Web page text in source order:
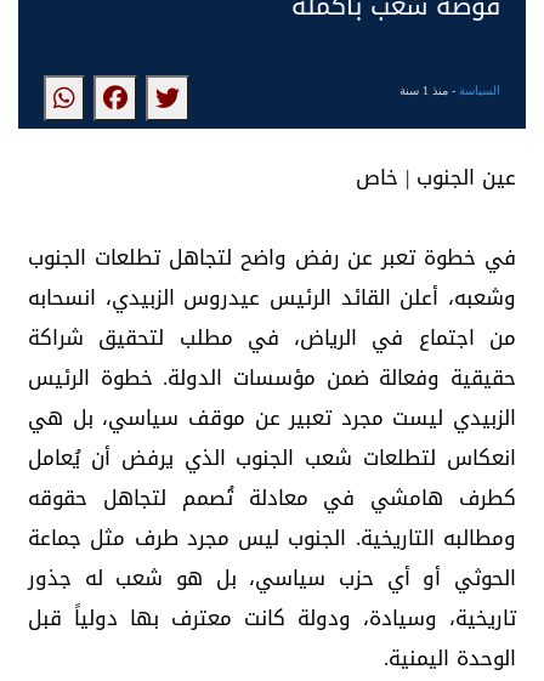
السياسة- منذ 1 سنة
عين الجنوب | خاص
في خطوة تعبر عن رفض واضح لتجاهل تطلعات الجنوب
وشعبه، أعلن القائد الرئيس عيدروس الزبيدي، انسحابه
من اجتماع في الرياض، في مطلب لتحقيق شراكة
حقيقية وفعالة ضمن مؤسسات الدولة. خطوة الرئيس
الزبيدي ليست مجرد تعبير عن موقف سياسي، بل هي
انعكاس لتطلعات شعب الجنوب الذي يرفض أن يُعامل
كطرف هامشي في معادلة تُصمم لتجاهل حقوقه
ومطالبه التاريخية. الجنوب ليس مجرد طرف مثل جماعة
الحوثي أو أي حزب سياسي، بل هو شعب له جذور
تاريخية، وسيادة، ودولة كانت معترف بها دولياً قبل
الوحدة اليمنية.